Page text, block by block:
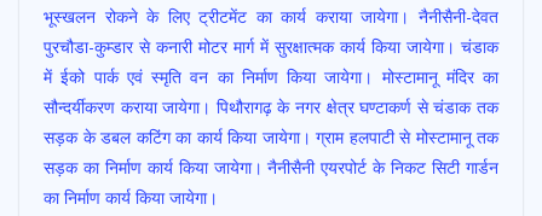
भूस्खलन रोकने के लिए ट्रीटमेंट का कार्य कराया जायेगा। नैनीसैनी-देवत
पुरचौडा-कुम्डार से कनारी मोटर मार्ग में सुरक्षात्मक कार्य किया जायेगा। चंडाक
में ईको पार्क एवं स्मृति वन का निर्माण किया जायेगा। मोस्टामानू मंदिर का
सौन्दर्यीकरण कराया जायेगा। पिथौरागढ़ के नगर क्षेत्र घण्टाकर्ण से चंडाक तक
सड़क के डबल कटिंग का कार्य किया जायेगा। ग्राम हलपाटी से मोस्टामानू तक
सड़क का निर्माण कार्य किया जायेगा। नैनीसैनी एयरपोर्ट के निकट सिटी गार्डन
का निर्माण कार्य किया जायेगा।